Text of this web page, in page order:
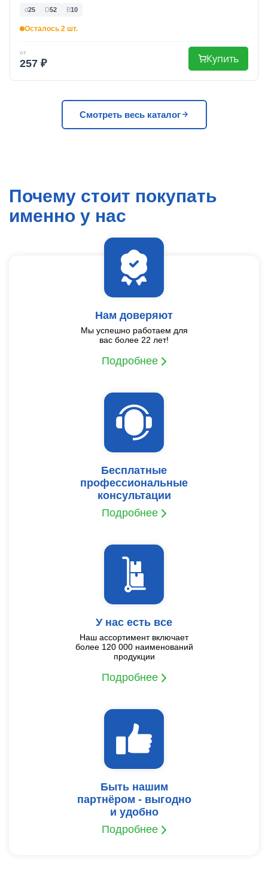
d25 D52 B10
Осталось 2 шт.
от
257 ₽ Купить
Смотреть весь каталог
Почему стоит покупать
именно у нас
Нам доверяют
Мы успешно работаем для
вас более 22 лет!
Подробнее
Бесплатные
профессиональные
консультации
Подробнее
У нас есть все
Наш ассортимент включает
более 120 000 наименований
продукции
Подробнее
Быть нашим
партнёром - выгодно
и удобно
Подробнее